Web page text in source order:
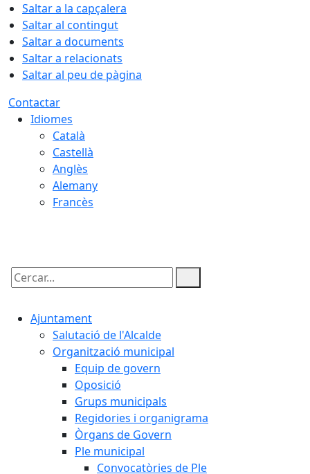
Saltar a la capçalera
Saltar al contingut
Saltar a documents
Saltar a relacionats
Saltar al peu de pàgina
Contactar
Idiomes
Català
Castellà
Anglès
Alemany
Francès
Cercar:
Ajuntament
Salutació de l'Alcalde
Organització municipal
Equip de govern
Oposició
Grups municipals
Regidories i organigrama
Òrgans de Govern
Ple municipal
Convocatòries de Ple